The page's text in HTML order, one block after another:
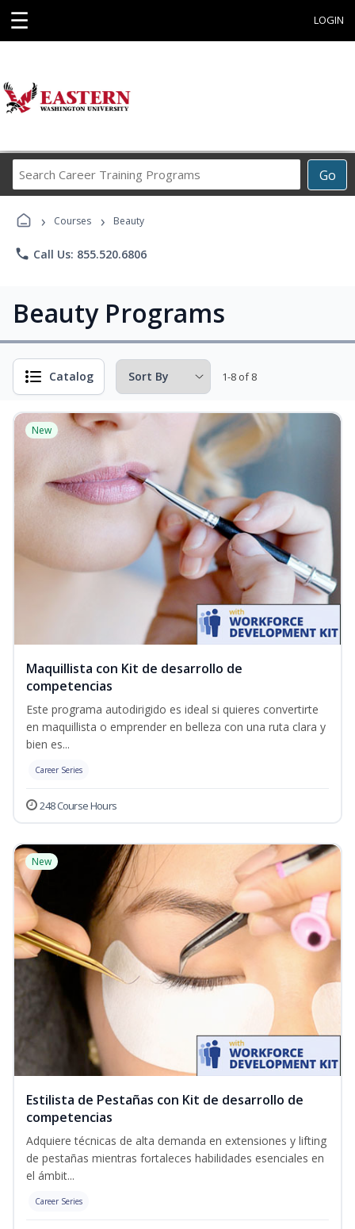
☰ LOGIN
Go
Career
› Courses › Beauty
phone Call Us: 855.520.6806
Beauty Programs
Catalog 1-8 of 8
New
Maquillista con Kit de desarrollo de
competencias
Este programa autodirigido es ideal si quieres convertirte
en maquillista o emprender en belleza con una ruta clara y
bien es...
Career Series
248 Course Hours
New
Estilista de Pestañas con Kit de desarrollo de
competencias
Adquiere técnicas de alta demanda en extensiones y lifting
de pestañas mientras fortaleces habilidades esenciales en
el ámbit...
Career Series